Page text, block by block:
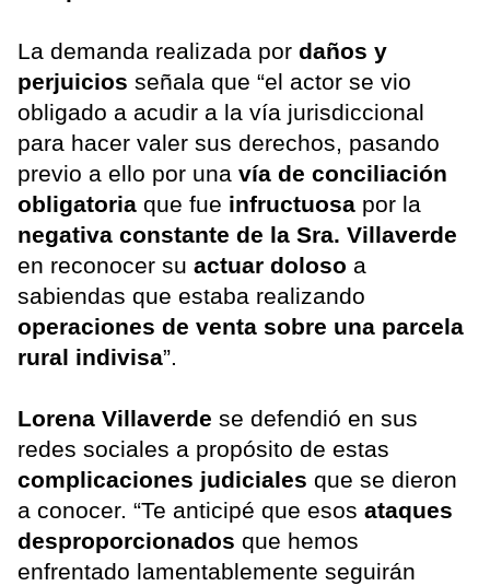
La demanda realizada por daños y
perjuicios señala que “el actor se vio
obligado a acudir a la vía jurisdiccional
para hacer valer sus derechos, pasando
previo a ello por una vía de conciliación
obligatoria que fue infructuosa por la
negativa constante de la Sra. Villaverde
en reconocer su actuar doloso a
sabiendas que estaba realizando
operaciones de venta sobre una parcela
rural indivisa”.
Lorena Villaverde se defendió en sus
redes sociales a propósito de estas
complicaciones judiciales que se dieron
a conocer. “Te anticipé que esos ataques
desproporcionados que hemos
enfrentado lamentablemente seguirán